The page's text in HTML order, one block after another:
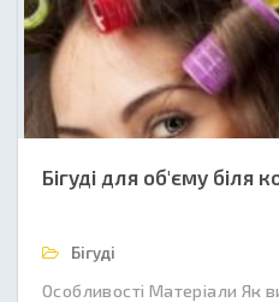
Бігуді для об'єму біля
Бігуді
Особливості Матеріали Як